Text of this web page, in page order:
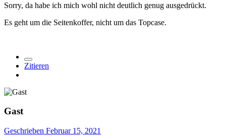
Sorry, da habe ich mich wohl nicht deutlich genug ausgedrückt.
Es geht um die Seitenkoffer, nicht um das Topcase.
Zitieren
Gast
Geschrieben Februar 15, 2021